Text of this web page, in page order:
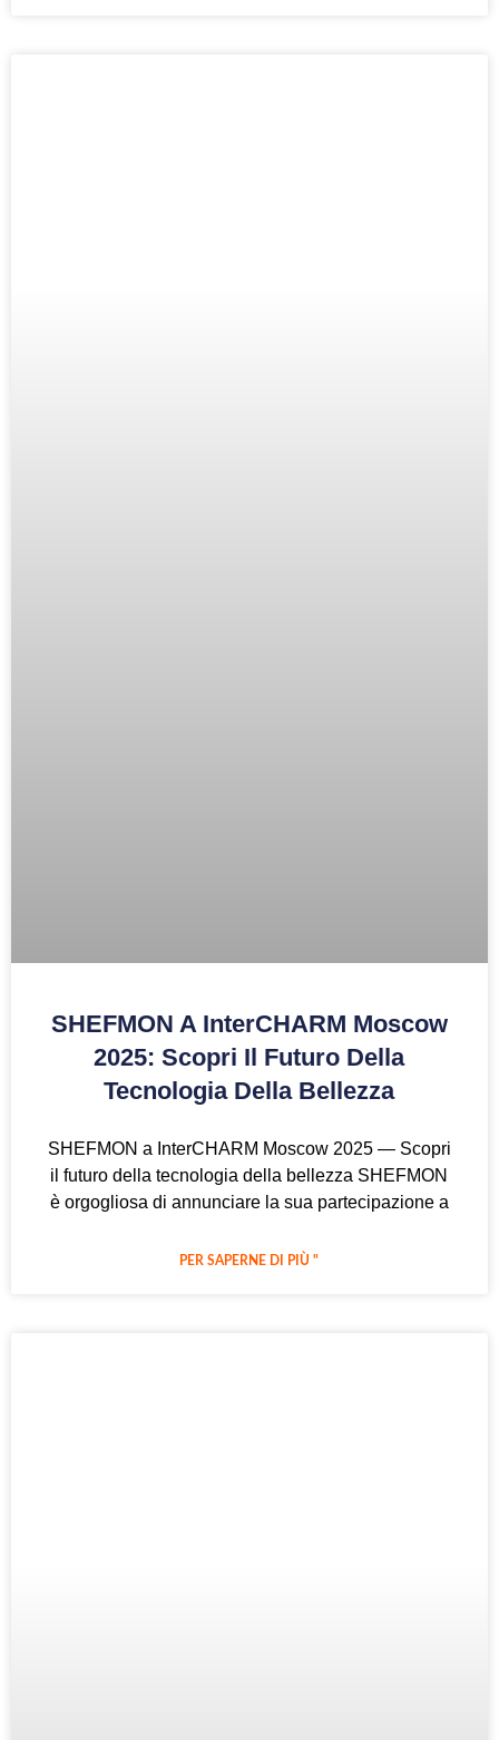
SHEFMON A InterCHARM Moscow
2025: Scopri Il Futuro Della
Tecnologia Della Bellezza
SHEFMON a InterCHARM Moscow 2025 — Scopri
il futuro della tecnologia della bellezza SHEFMON
è orgogliosa di annunciare la sua partecipazione a
PER SAPERNE DI PIÙ "